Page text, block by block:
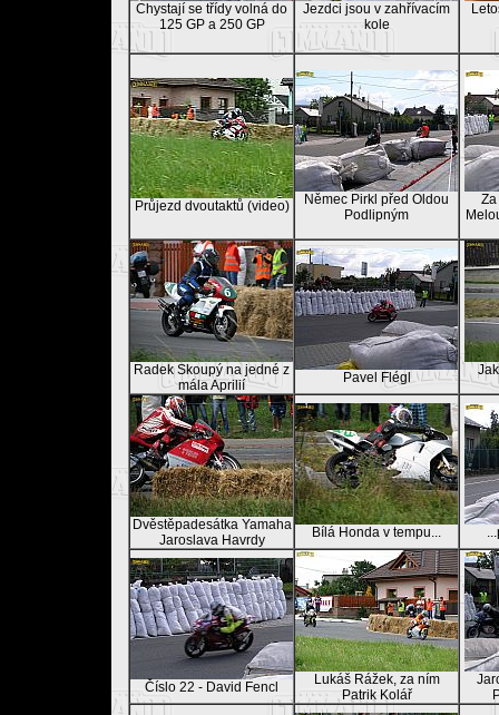
Chystají se třídy volná do
125 GP a 250 GP
Jezdci jsou v zahřívacím
kole
Průjezd dvoutaktů (video)
Němec Pirkl před Oldou
Podlipným
Radek Skoupý na jedné z
mála Aprilií
Pavel Flégl
Dvěstěpadesátka Yamaha
Jaroslava Havrdy
Bílá Honda v tempu...
Číslo 22 - David Fencl
Lukáš Rážek, za ním
Patrik Kolář